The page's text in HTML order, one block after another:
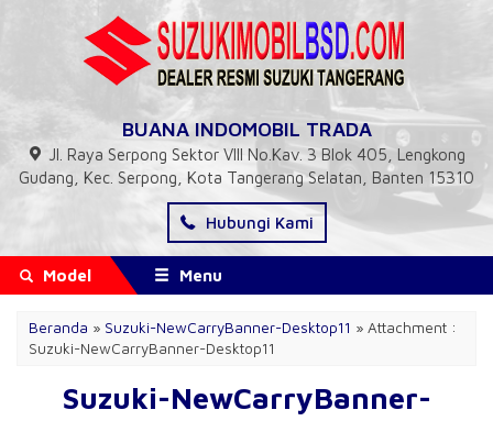
BUANA INDOMOBIL TRADA
Jl. Raya Serpong Sektor VIII No.Kav. 3 Blok 405, Lengkong
Gudang, Kec. Serpong, Kota Tangerang Selatan, Banten 15310
Hubungi Kami
Model Menu
Beranda » Suzuki-NewCarryBanner-Desktop11 » Attachment :
Suzuki-NewCarryBanner-Desktop11
Suzuki-NewCarryBanner-